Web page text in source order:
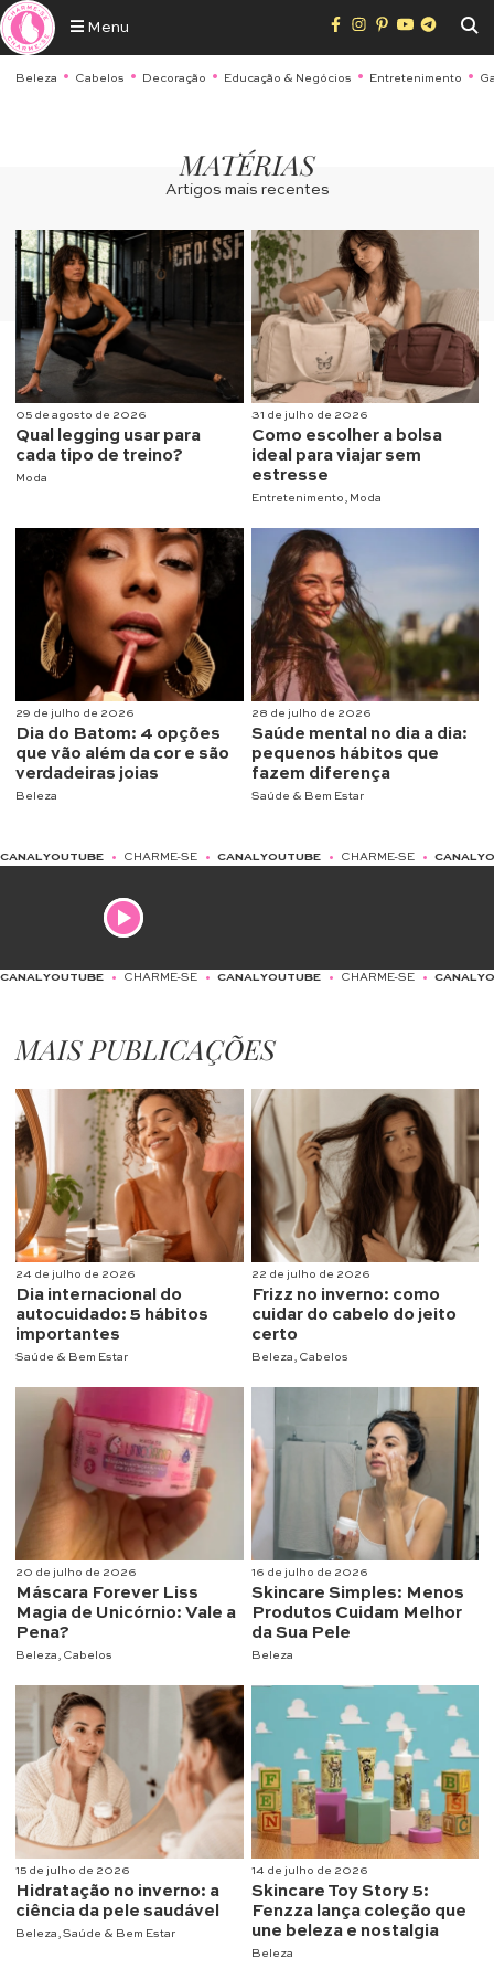
Menu
Beleza Cabelos Decoração Educação & Negócios Entretenimento
MATÉRIAS
Artigos mais recentes
05 de agosto de 2026
Qual legging usar para
cada tipo de treino?
Moda
31 de julho de 2026
Como escolher a bolsa
ideal para viajar sem
estresse
Entretenimento Moda
29 de julho de 2026
Dia do Batom: 4 opções
que vão além da cor e são
verdadeiras joias
Beleza
28 de julho de 2026
Saúde mental no dia a dia:
pequenos hábitos que
fazem diferença
Saúde & Bem Estar
• CHARME-SE • CANAL YOUTUBE • CHARME-SE • CANAL YOUTUBE •
SE • CANAL YOUTUBE • CHARME-SE • CANAL YOUTUBE • CHARME-SE
MAIS PUBLICAÇÕES
24 de julho de 2026
Dia internacional do
autocuidado: 5 hábitos
importantes
Saúde & Bem Estar
22 de julho de 2026
Frizz no inverno: como
cuidar do cabelo do jeito
certo
Beleza Cabelos
20 de julho de 2026
Máscara Forever Liss
Magia de Unicórnio: Vale a
Pena?
Beleza Cabelos
16 de julho de 2026
Skincare Simples: Menos
Produtos Cuidam Melhor
da Sua Pele
Beleza
15 de julho de 2026
Hidratação no inverno: a
ciência da pele saudável
Beleza Saúde & Bem Estar
14 de julho de 2026
Skincare Toy Story 5:
Fenzza lança coleção que
une beleza e nostalgia
Beleza